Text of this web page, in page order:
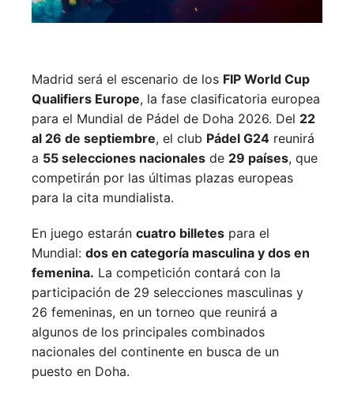
Madrid será el escenario de los FIP World Cup
Qualifiers Europe, la fase clasificatoria europea
para el Mundial de Pádel de Doha 2026. Del 22
al 26 de septiembre, el club Pádel G24 reunirá
a 55 selecciones nacionales de 29 países, que
competirán por las últimas plazas europeas
para la cita mundialista.
En juego estarán cuatro billetes para el
Mundial: dos en categoría masculina y dos en
femenina. La competición contará con la
participación de 29 selecciones masculinas y
26 femeninas, en un torneo que reunirá a
algunos de los principales combinados
nacionales del continente en busca de un
puesto en Doha.